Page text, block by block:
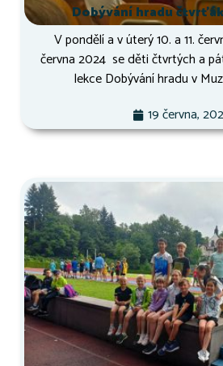
Dobývání hradu
V pondělí a v úterý 10. a 11.
června 2024 se děti čtvrtých a
lekce Dobývání hradu v
19 června,